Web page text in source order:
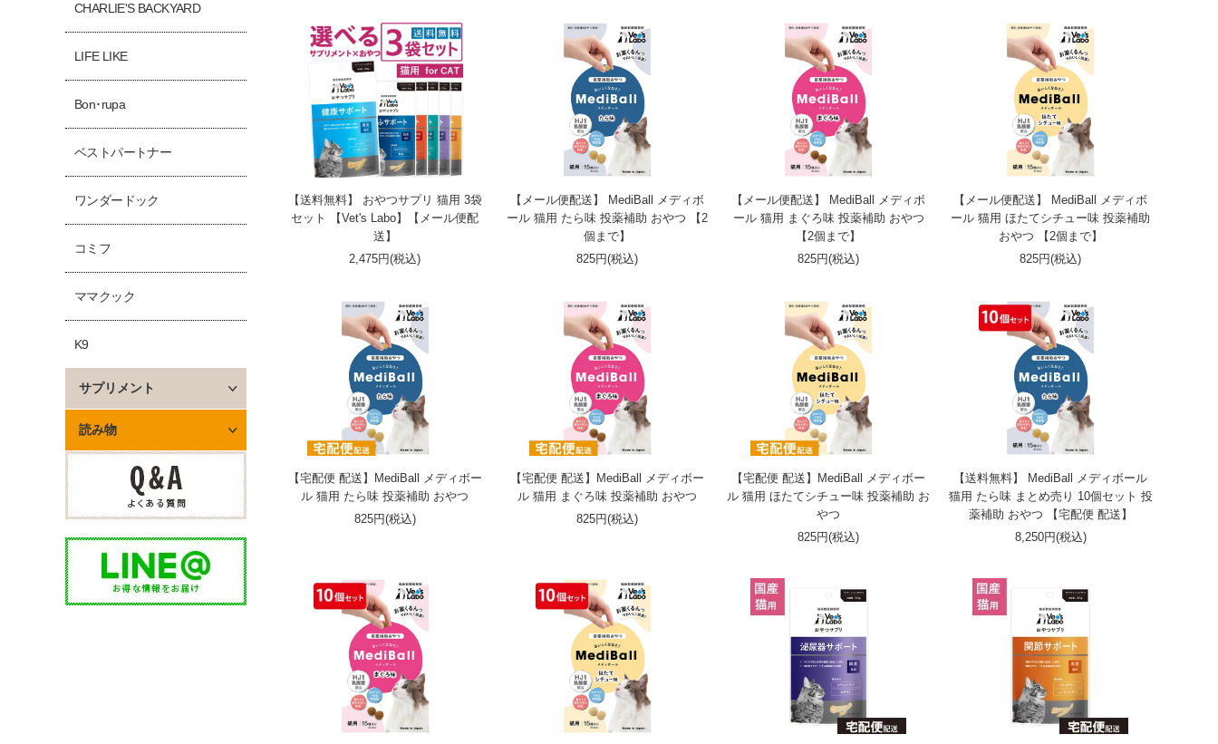
【送料無料】 おやつサプリ 猫用 3袋
セット 【Vet's Labo】【メール便配
送】
2,475円(税込)
【メール便配送】 MediBall メディボ
ール 猫用 たら味 投薬補助 おやつ 【2
個まで】
825円(税込)
【メール便配送】 MediBall メディボ
ール 猫用 まぐろ味 投薬補助 おやつ
【2個まで】
825円(税込)
【メール便配送】 MediBall メディボ
ール 猫用 ほたてシチュー味 投薬補助
おやつ 【2個まで】
825円(税込)
【宅配便 配送】MediBall メディボー
ル 猫用 たら味 投薬補助 おやつ
825円(税込)
【宅配便 配送】MediBall メディボー
ル 猫用 まぐろ味 投薬補助 おやつ
825円(税込)
【宅配便 配送】MediBall メディボー
ル 猫用 ほたてシチュー味 投薬補助 お
やつ
825円(税込)
【送料無料】 MediBall メディボール
猫用 たら味 まとめ売り 10個セット 投
薬補助 おやつ 【宅配便 配送】
8,250円(税込)
CHARLIE'S BACKYARD
LIFE LIKE
Bon･rupa
ベストパートナー
ワンダードック
コミフ
ママクック
K9
サプリメント
読み物